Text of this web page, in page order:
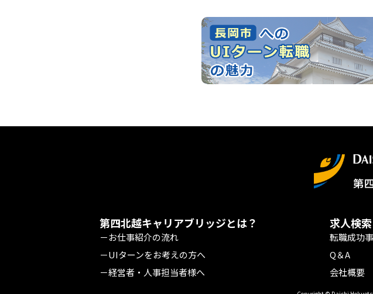
第四北越キャリアブリッジとは？
－お仕事紹介の流れ
－UIターンをお考えの方へ
－経営者・人事担当者様へ
求人検索
転職成功
Q＆A
会社概要